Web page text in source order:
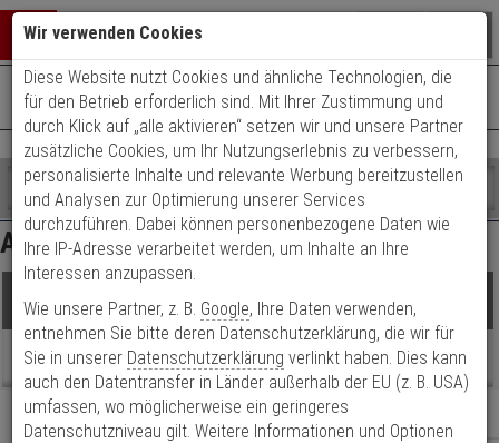
Warenkorb schließen
0 ARTIKEL IM WARENKORB
Ihr Warenkorb ist momentan leer.
Ergebnisse (12) Fertig
Preis Filter (
Sicherheitslevel
Artikelauswahl
Modell / Serie
Shop
durchsuchen
Bitte
geben
Sie
Zeichen
ein,
um
Suche
Es
wurde
noch
Suche
gestartet
+49 (0)821 899 493-0Mo. - Do.: 8:00 - 16:30 | Fr.: 8:00 - 14:00 Uhr
Abus Türketten
Produkte
Beratung
Filter anzeigen
Wir verwenden Cookies
Diese Website nutzt Cookies und ähnliche Technologien, die
für den Betrieb erforderlich sind. Mit Ihrer Zustimmung und
durch Klick auf „alle aktivieren“ setzen wir und unsere Partner
zusätzliche Cookies, um Ihr Nutzungserlebnis zu verbessern,
personalisierte Inhalte und relevante Werbung bereitzustellen
und Analysen zur Optimierung unserer Services
durchzuführen. Dabei können personenbezogene Daten wie
Ihre IP-Adresse verarbeitet werden, um Inhalte an Ihre
Interessen anzupassen.
Wie unsere Partner, z. B. Google, Ihre Daten verwenden,
entnehmen Sie bitte deren Datenschutzerklärung, die wir für
Sie in unserer Datenschutzerklärung verlinkt haben. Dies kann
auch den Datentransfer in Länder außerhalb der EU (z. B. USA)
umfassen, wo möglicherweise ein geringeres
Datenschutzniveau gilt. Weitere Informationen und Optionen